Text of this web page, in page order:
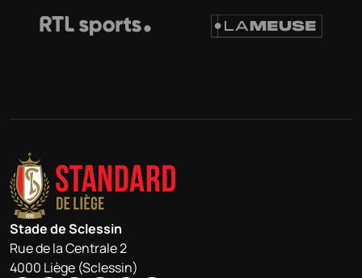
Stade de Sclessin
Rue de la Centrale 2
4000 Liège (Sclessin)